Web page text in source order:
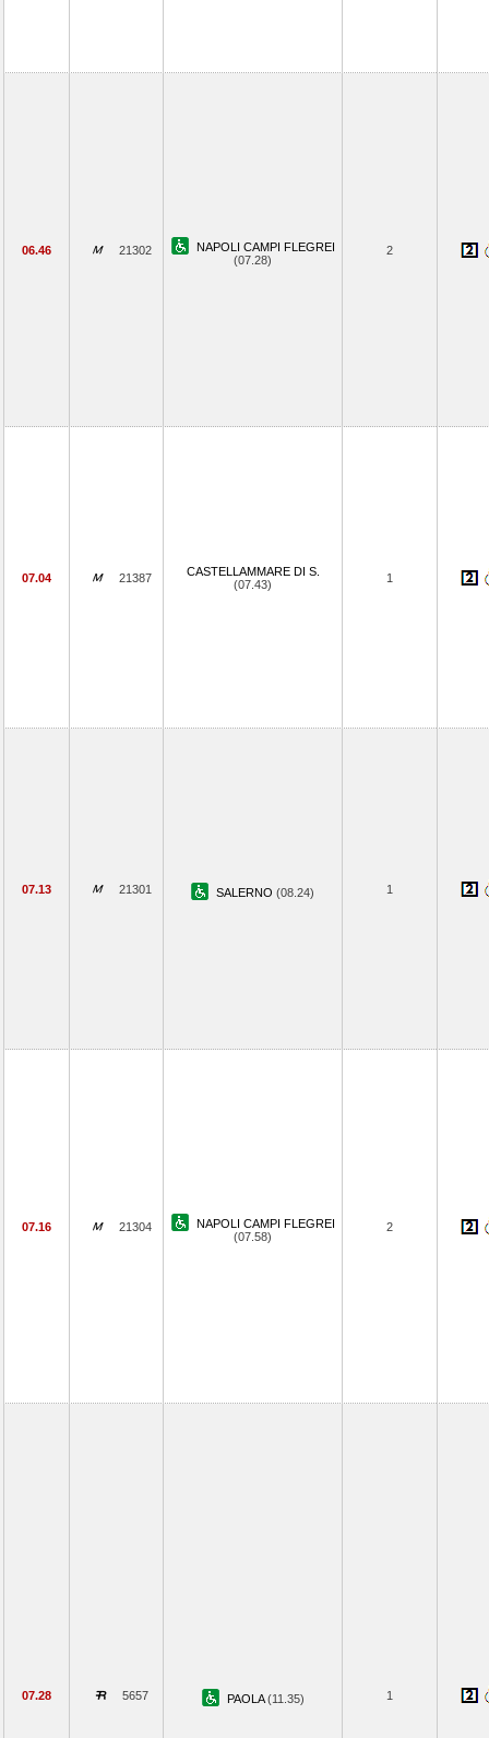
06.46 21302
NAPOLI CAMPI FLEGREI
(07.28)
2
07.04 21387
CASTELLAMMARE DI S.
(07.43)
1
07.13 21301 SALERNO (08.24) 1
07.16 21304
NAPOLI CAMPI FLEGREI
(07.58)
2
07.28 5657 PAOLA(11.35) 1